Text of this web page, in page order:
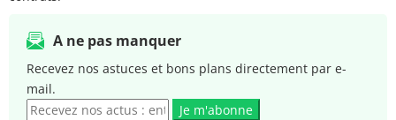
A ne pas manquer
Recevez nos astuces et bons plans directement par e-
mail.
Je m'abonne